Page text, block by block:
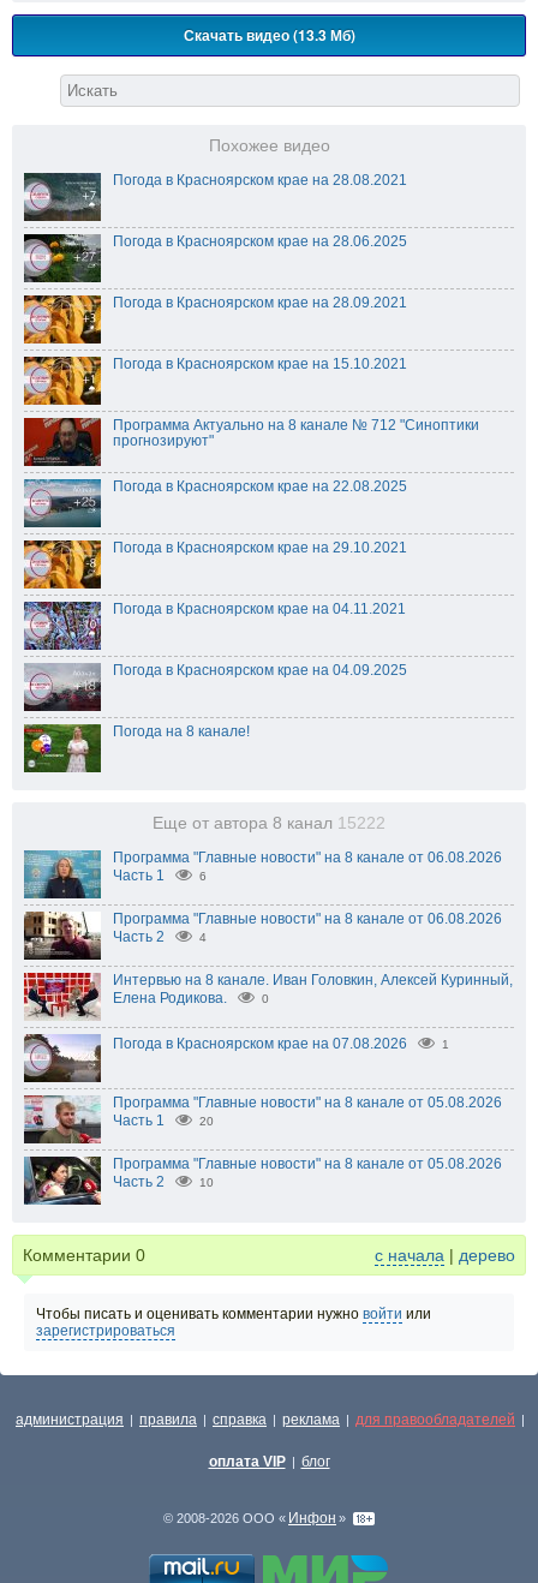
Скачать видео (13.3 Мб)
Похожее видео
Погода в Красноярском крае на 28.08.2021
Погода в Красноярском крае на 28.06.2025
Погода в Красноярском крае на 28.09.2021
Погода в Красноярском крае на 15.10.2021
Программа Актуально на 8 канале № 712 "Синоптики
прогнозируют"
Погода в Красноярском крае на 22.08.2025
Погода в Красноярском крае на 29.10.2021
Погода в Красноярском крае на 04.11.2021
Погода в Красноярском крае на 04.09.2025
Погода на 8 канале!
Еще от автора 8 канал 15222
Программа "Главные новости" на 8 канале от 06.08.2026
Часть 1
6
Программа "Главные новости" на 8 канале от 06.08.2026
Часть 2
4
Интервью на 8 канале. Иван Головкин, Алексей Куринный,
Елена Родикова.
0
Погода в Красноярском крае на 07.08.2026 1
Программа "Главные новости" на 8 канале от 05.08.2026
Часть 1
20
Программа "Главные новости" на 8 канале от 05.08.2026
Часть 2
10
Комментарии 0 с начала | дерево
Чтобы писать и оценивать комментарии нужно войти или
зарегистрироваться
администрация | правила | справка | реклама | для правообладателей |
оплата VIP | блог
© 2008-2026 ООО « Инфон »